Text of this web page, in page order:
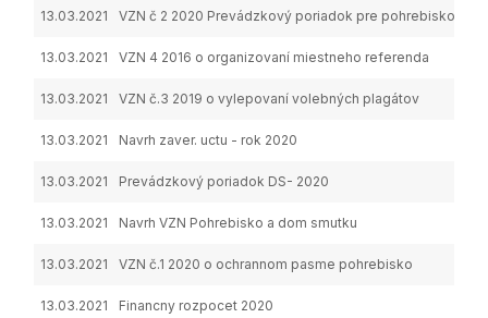
13.03.2021 VZN č 2 2020 Prevádzkový poriadok pre pohrebisko a
13.03.2021 VZN 4 2016 o organizovaní miestneho referenda
13.03.2021 VZN č.3 2019 o vylepovaní volebných plagátov
13.03.2021 Navrh zaver. uctu - rok 2020
13.03.2021 Prevádzkový poriadok DS- 2020
13.03.2021 Navrh VZN Pohrebisko a dom smutku
13.03.2021 VZN č.1 2020 o ochrannom pasme pohrebisko
13.03.2021 Financny rozpocet 2020